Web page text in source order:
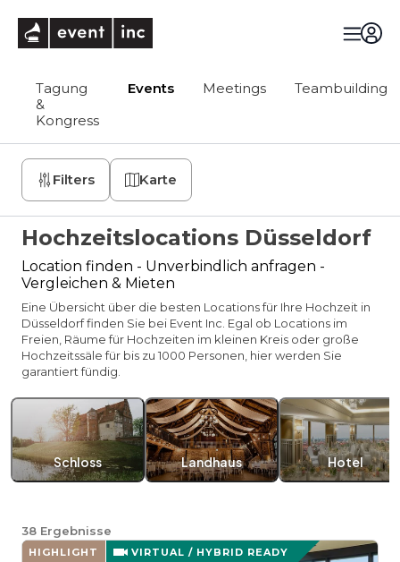
Tagung
&
Kongress
Events Meetings Teambuilding
Filters Karte
Hochzeitslocations Düsseldorf
Location finden - Unverbindlich anfragen -
Vergleichen & Mieten
Eine Übersicht über die besten Locations für Ihre Hochzeit in
Düsseldorf finden Sie bei Event Inc. Egal ob Locations im
Freien, Räume für Hochzeiten im kleinen Kreis oder große
Hochzeitssäle für bis zu 1000 Personen, hier werden Sie
garantiert fündig.
Schloss Landhaus Hotel
38 Ergebnisse
HIGHLIGHT VIRTUAL / HYBRID READY